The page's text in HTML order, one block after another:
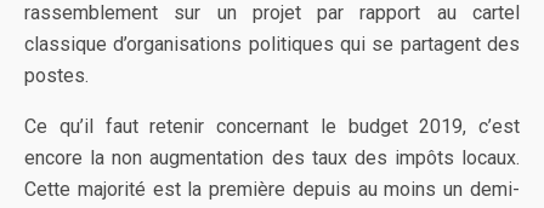
rassemblement sur un projet par rapport au cartel
classique d’organisations politiques qui se partagent des
postes.
Ce qu’il faut retenir concernant le budget 2019, c’est
encore la non augmentation des taux des impôts locaux.
Cette majorité est la première depuis au moins un demi-